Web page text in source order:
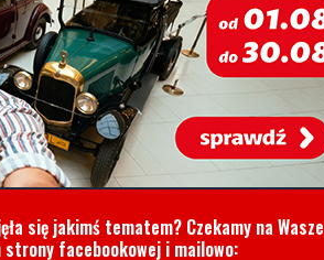
się jakimś tematem? Czekamy na Wasze
facebookowej i mailowo: